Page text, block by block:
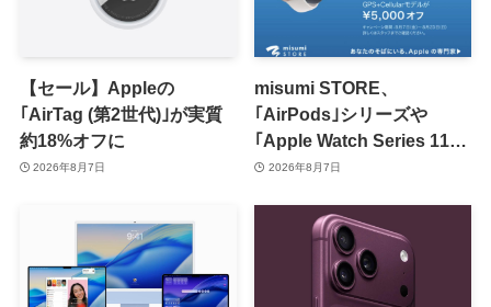
【セール】Appleの
｢AirTag (第2世代)｣が実質
約18%オフに
2026年8月7日
misumi STORE、
｢AirPods｣シリーズや
｢Apple Watch Series 11｣
のセールを開催中
2026年8月7日